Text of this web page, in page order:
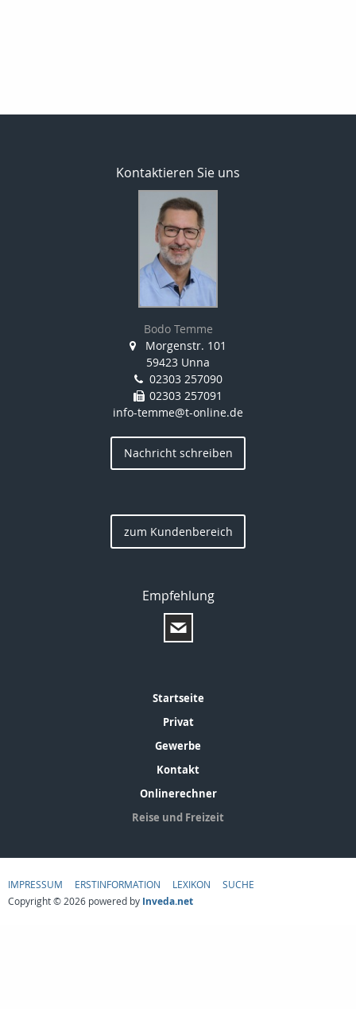
Kontaktieren Sie uns
Bodo Temme
Morgenstr. 101
59423 Unna
02303 257090
02303 257091
info-temme@t-online.de
Nachricht schreiben
zum Kundenbereich
Empfehlung
Startseite
Privat
Gewerbe
Kontakt
Onlinerechner
Reise und Freizeit
IMPRESSUM ERSTINFORMATION LEXIKON
SUCHE
Copyright © 2026 powered by Inveda.net